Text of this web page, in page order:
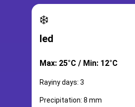
❄️
led
Max: 25°C / Min: 12°C
Rayiny days: 3
Precipitation: 8 mm